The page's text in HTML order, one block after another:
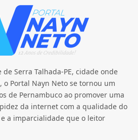
Serra Talhada-PE, cidade onde
o Portal Nayn Neto se tornou um
de Pernambuco ao promover uma
da internet com a qualidade do
a imparcialidade que o leitor